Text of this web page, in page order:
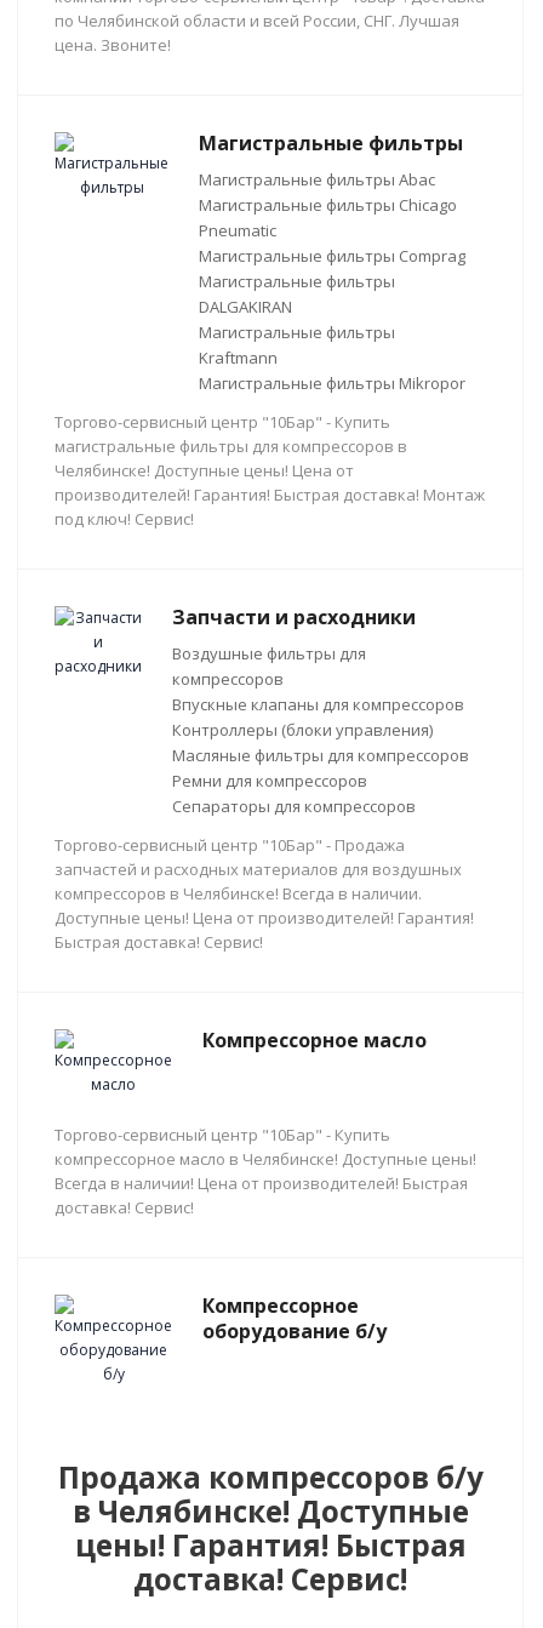
по Челябинской области и всей России, СНГ. Лучшая
цена. Звоните!
Магистральные фильтры
Магистральные фильтры Abac
Магистральные фильтры Chicago
Pneumatic
Магистральные фильтры Comprag
Магистральные фильтры
DALGAKIRAN
Магистральные фильтры
Kraftmann
Магистральные фильтры Mikropor
Торгово-сервисный центр "10Бар" - Купить
магистральные фильтры для компрессоров в
Челябинске! Доступные цены! Цена от
производителей! Гарантия! Быстрая доставка! Монтаж
под ключ! Сервис!
Запчасти и расходники
Воздушные фильтры для
компрессоров
Впускные клапаны для компрессоров
Контроллеры (блоки управления)
Масляные фильтры для компрессоров
Ремни для компрессоров
Сепараторы для компрессоров
Торгово-сервисный центр "10Бар" - Продажа
запчастей и расходных материалов для воздушных
компрессоров в Челябинске! Всегда в наличии.
Доступные цены! Цена от производителей! Гарантия!
Быстрая доставка! Сервис!
Компрессорное масло
Торгово-сервисный центр "10Бар" - Купить
компрессорное масло в Челябинске! Доступные цены!
Всегда в наличии! Цена от производителей! Быстрая
доставка! Сервис!
Компрессорное
оборудование б/у
Продажа компрессоров б/у
в Челябинске! Доступные
цены! Гарантия! Быстрая
доставка! Сервис!